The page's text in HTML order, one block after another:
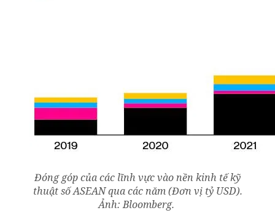
Đóng góp của các lĩnh vực vào nền kinh tế kỹ
thuật số ASEAN qua các năm (Đơn vị tỷ USD).
Ảnh: Bloomberg.